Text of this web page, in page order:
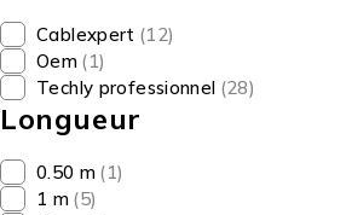
Cablexpert (12)
Oem (1)
Techly professionnel (28)
Longueur
0.50 m (1)
1 m (5)